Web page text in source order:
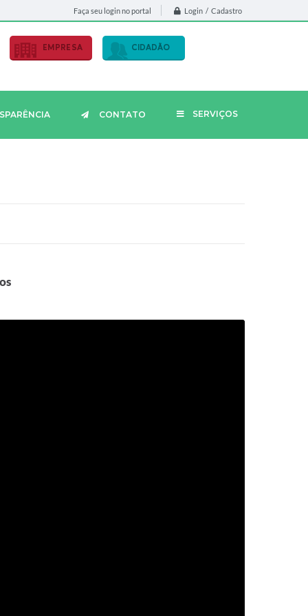
Faça seu login no portal Login / Cadastro
EMPRESA CIDADÃO
CONTATO SERVIÇOS